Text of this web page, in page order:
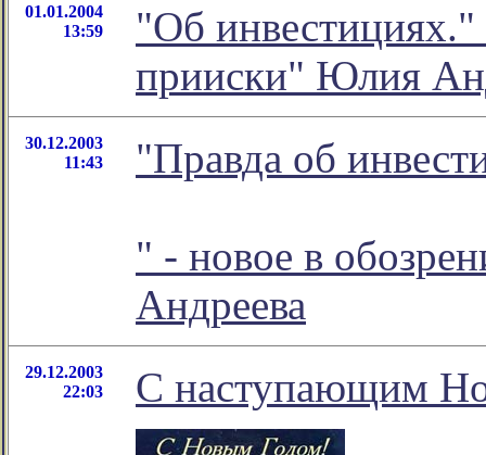
01.01.2004
13:59
"Об инвестициях."
прииски" Юлия
30.12.2003
11:43
"Правда об
" - новое в
Андреева
29.12.2003
22:03
С наступающим